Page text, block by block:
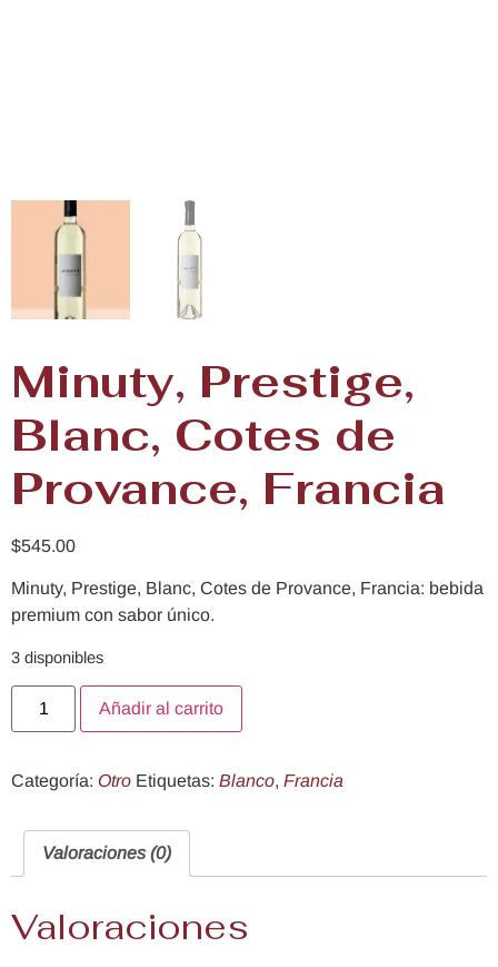
Minuty, Prestige,
Blanc, Cotes de
Provance, Francia
$545.00
Minuty, Prestige, Blanc, Cotes de Provance, Francia: bebida
premium con sabor único.
3 disponibles
Añadir al carrito
Categoría: Otro Etiquetas: Blanco, Francia
Valoraciones (0)
Valoraciones